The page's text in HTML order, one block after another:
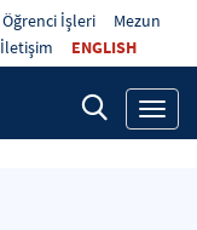
Öğrenci İşleri
Mezun
İletişim ENGLISH